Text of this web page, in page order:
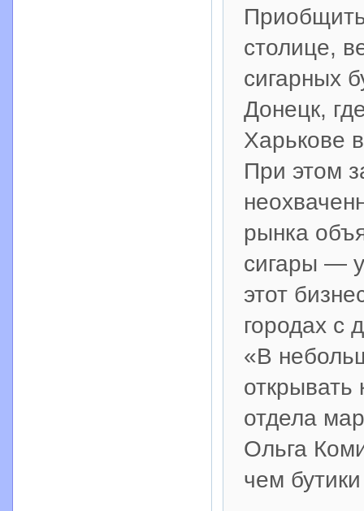
столице,
сигарных
Донецк,
Харькове
При этом
рынка
сигары —
этот
городах с
«В
открывать
отдела
Ольга
чем